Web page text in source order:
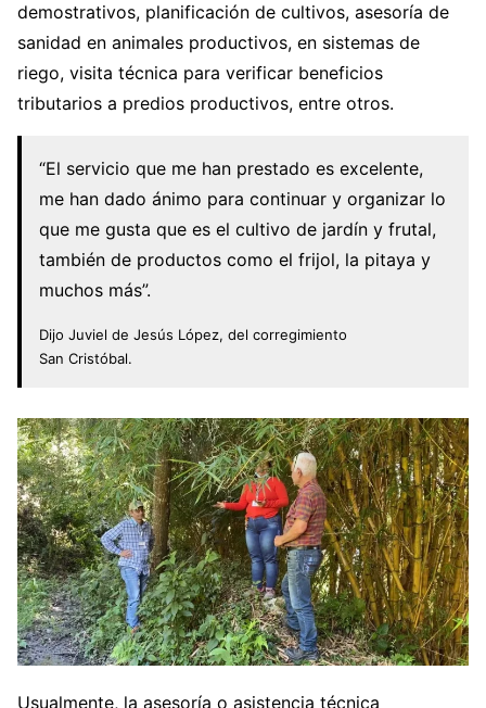
demostrativos, planificación de cultivos, asesoría de
sanidad en animales productivos, en sistemas de
riego, visita técnica para verificar beneficios
tributarios a predios productivos, entre otros.
“El servicio que me han prestado es excelente,
me han dado ánimo para continuar y organizar lo
que me gusta que es el cultivo de jardín y frutal,
también de productos como el frijol, la pitaya y
muchos más”.
Dijo Juviel de Jesús López, del corregimiento
San Cristóbal.
Usualmente, la asesoría o asistencia técnica